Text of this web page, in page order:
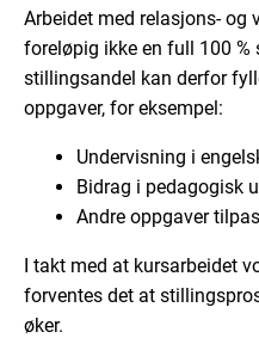
Arbeidet med relasjons-
foreløpig ikke en full 100 %
stillingsandel kan derfor
oppgaver, for eksempel:
Undervisning i
Bidrag i pedagogisk
Andre oppgaver
I takt med at kursarbeidet
forventes det at
øker.